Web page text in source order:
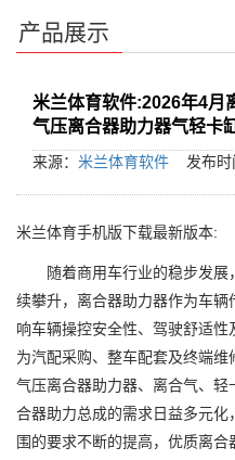
产品展示
米兰体育软件:2026年4月
气压离合器助力器气轻卡
来源： 米兰体育软件 发布时
米兰体育手机版下载最新版本:
随着商用车行业的稳步发展
续攀升，离合器助力器作为车
响车辆操控安全性、驾驶舒适
为汽配采购、整车配套及终端
气压离合器助力器、离合气、
合器助力总成的需求日益多元
围的要求不断的提高，优质离